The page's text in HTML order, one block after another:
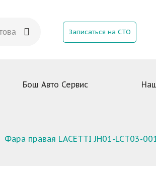
Записаться на СТО
Бош Авто Сервис
Фара правая LACETTI JH01-LCT03-